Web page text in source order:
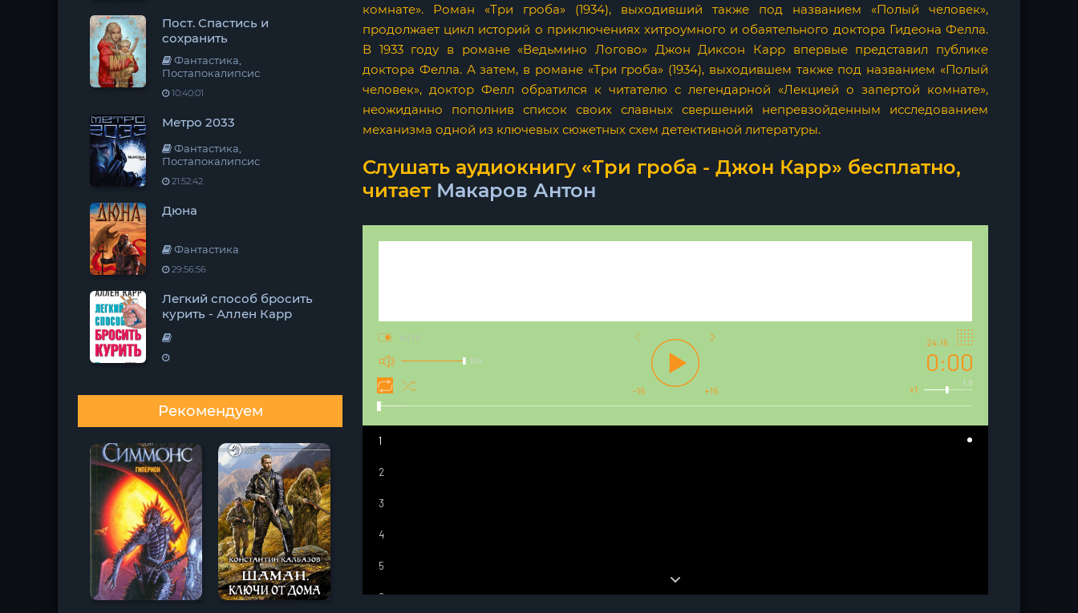
Пост. Спастись и
сохранить
Фантастика,
Постапокалипсис
10:40:01
Метро 2033
Фантастика,
Постапокалипсис
21:52:42
Дюна
Фантастика
29:56:56
Легкий способ бросить
курить - Аллен Карр
Рекомендуем
комнате». Роман «Три гроба» (1934), выходивший также под названием «Полый человек»,
продолжает цикл историй о приключениях хитроумного и обаятельного доктора Гидеона Фелла.
В 1933 году в романе «Ведьмино Логово» Джон Диксон Карр впервые представил публике
доктора Фелла. А затем, в романе «Три гроба» (1934), выходившем также под названием «Полый
человек», доктор Фелл обратился к читателю с легендарной «Лекцией о запертой комнате»,
неожиданно пополнив список своих славных свершений непревзойденным исследованием
механизма одной из ключевых сюжетных схем детективной литературы.
Слушать аудиокнигу «Три гроба - Джон Карр» бесплатно,
читает Макаров Антон
100 0:00
24:15
1.0
x1
-15 +15
AUTO
1
2
3
4
5
6